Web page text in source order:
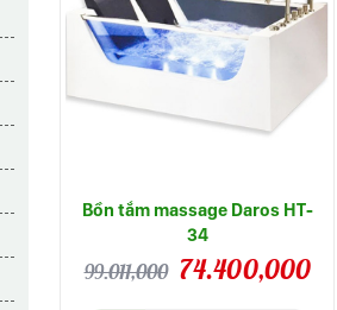
Bồn tắm massage Daros HT-
34
99.011,000 74.400,000